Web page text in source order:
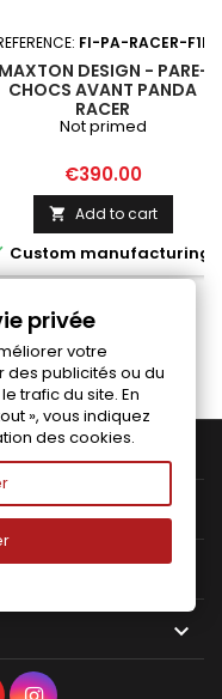
FI-PA-RACER-F1F
MAXTON DESIGN - PARE-
CHOCS AVANT PANDA
RACER
Not primed
Price
€390.00
 Add to cart
Custom manufacturing



privée
votre
publicités ou du
trafic du site. En
», vous indiquez
des cookies.